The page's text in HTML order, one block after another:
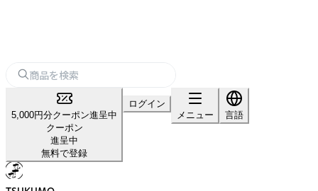
5,000円分クーポン進呈中
クーポン
進呈中
無料で登録
ログイン
メニュー
言語